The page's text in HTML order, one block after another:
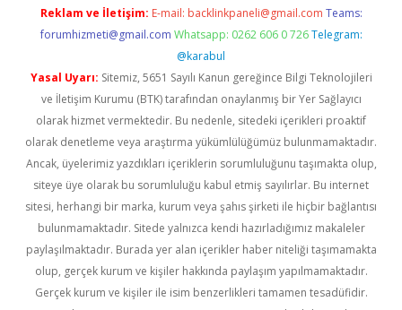
Reklam ve İletişim: E-mail: backlinkpaneli@gmail.com Teams:
forumhizmeti@gmail.com Whatsapp: 0262 606 0 726 Telegram:
@karabul
Yasal Uyarı: Sitemiz, 5651 Sayılı Kanun gereğince Bilgi Teknolojileri
ve İletişim Kurumu (BTK) tarafından onaylanmış bir Yer Sağlayıcı
olarak hizmet vermektedir. Bu nedenle, sitedeki içerikleri proaktif
olarak denetleme veya araştırma yükümlülüğümüz bulunmamaktadır.
Ancak, üyelerimiz yazdıkları içeriklerin sorumluluğunu taşımakta olup,
siteye üye olarak bu sorumluluğu kabul etmiş sayılırlar. Bu internet
sitesi, herhangi bir marka, kurum veya şahıs şirketi ile hiçbir bağlantısı
bulunmamaktadır. Sitede yalnızca kendi hazırladığımız makaleler
paylaşılmaktadır. Burada yer alan içerikler haber niteliği taşımamakta
olup, gerçek kurum ve kişiler hakkında paylaşım yapılmamaktadır.
Gerçek kurum ve kişiler ile isim benzerlikleri tamamen tesadüfidir.